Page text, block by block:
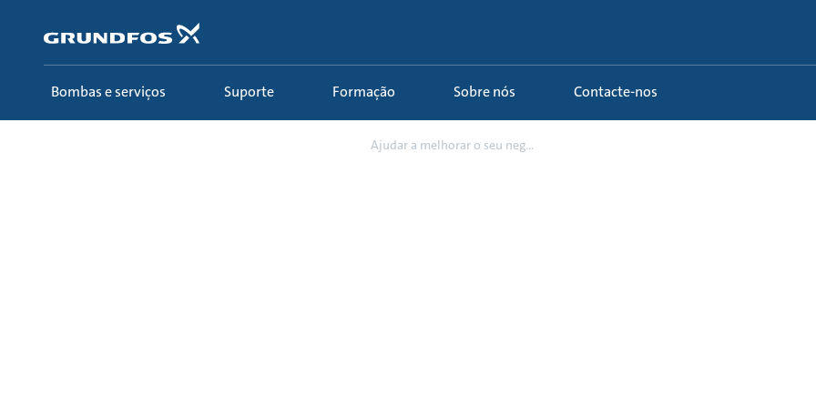
conteúdo
principal
Bombas e serviços Suporte Formação Sobre nós Contacte-nos
Ajudar a melhorar o seu neg...